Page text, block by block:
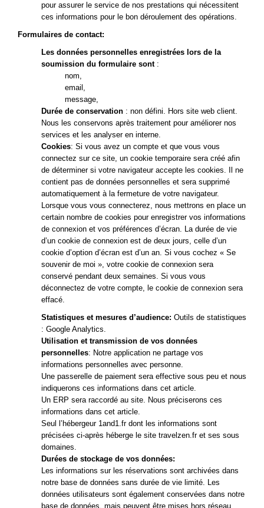
pour assurer le service de nos prestations qui nécessitent
ces informations pour le bon déroulement des opérations.
Formulaires de contact:
Les données personnelles enregistrées lors de la
soumission du formulaire sont:
nom,
email,
message,
Durée de conservation : non défini. Hors site web client.
Nous les conservons après traitement pour améliorer nos
services et les analyser en interne.
Cookies: Si vous avez un compte et que vous vous
connectez sur ce site, un cookie temporaire sera créé afin
de déterminer si votre navigateur accepte les cookies. Il ne
contient pas de données personnelles et sera supprimé
automatiquement à la fermeture de votre navigateur.
Lorsque vous vous connecterez, nous mettrons en place un
certain nombre de cookies pour enregistrer vos informations
de connexion et vos préférences d’écran. La durée de vie
d’un cookie de connexion est de deux jours, celle d’un
cookie d’option d’écran est d’un an. Si vous cochez « Se
souvenir de moi », votre cookie de connexion sera
conservé pendant deux semaines. Si vous vous
déconnectez de votre compte, le cookie de connexion sera
effacé.
Statistiques et mesures d’audience: Outils de statistiques
: Google Analytics.
Utilisation et transmission de vos données
personnelles: Notre application ne partage vos
informations personnelles avec personne.
Une passerelle de paiement sera effective sous peu et nous
indiquerons ces informations dans cet article.
Un ERP sera raccordé au site. Nous préciserons ces
informations dans cet article.
Seul l’hébergeur 1and1.fr dont les informations sont
précisées ci-après héberge le site travelzen.fr et ses sous
domaines.
Durées de stockage de vos données:
Les informations sur les réservations sont archivées dans
notre base de données sans durée de vie limité. Les
données utilisateurs sont également conservées dans notre
base de données, mais peuvent être mises hors réseau